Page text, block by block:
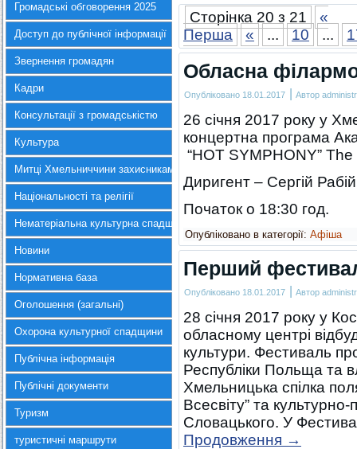
Громадські обговорення 2025
Доступ до публічної інформації
Звернення громадян
Кадри
Консультації з громадськістю
Культура
Митці Хмельниччини захисникам України
Національності та релігії
Нематеріальна культурна спадщина
Новини
Нормативна база
Оголошення (загальні)
Охорона культурної спадщини
Публічна інформація
Публічні документи
Туризм
туристичні маршрути
Сторінка 20 з 21
«
Перша
« ... 10 ...
Обласна
Опубліковано 18.01.2017 | Автор
26 січня 2017 року у
концертна програма
“HOT SYMPHONY”
Диригент – Сергій
Початок о 18:30 год.
Опубліковано в категорії: Афіша
Перший
Опубліковано 18.01.2017 | Автор
28 січня 2017 року у
обласному центрі
культури. Фестиваль
Республіки Польща та
Хмельницька спілка
Всесвіту” та
Словацького. У
Продовження →